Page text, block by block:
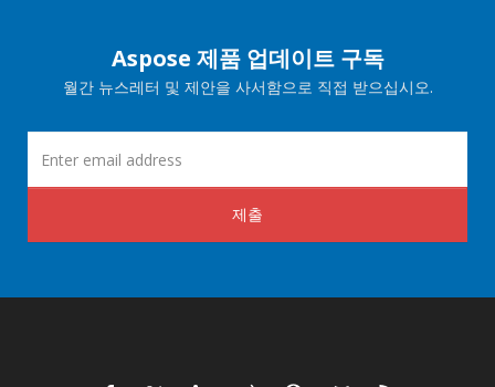
Aspose 제품 업데이트 구독
월간 뉴스레터 및 제안을 사서함으로 직접 받으십시오.
제출